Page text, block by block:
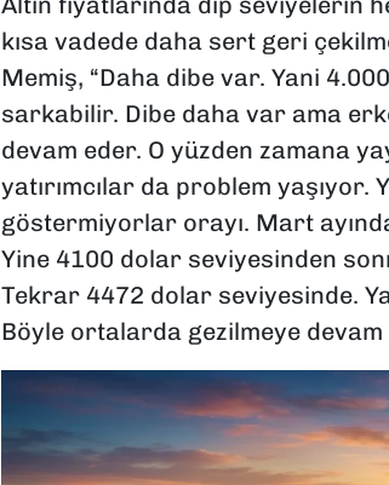
kısa vadede daha sert geri
Memiş, “Daha dibe var. Yani
sarkabilir. Dibe daha var ama
devam eder. O yüzden zamana
yatırımcılar da problem
göstermiyorlar orayı. Mart
Yine 4100 dolar seviyesinden
Tekrar 4472 dolar seviyesinde.
Böyle ortalarda gezilmeye